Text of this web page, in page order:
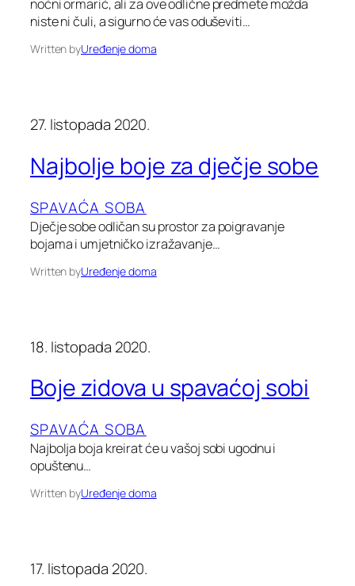
noćni ormarić, ali za ove odlične predmete možda
niste ni čuli, a sigurno će vas oduševiti…
Written byUređenje doma
27. listopada 2020.
Najbolje boje za dječje sobe
SPAVAĆA SOBA
Dječje sobe odličan su prostor za poigravanje
bojama i umjetničko izražavanje…
Written byUređenje doma
18. listopada 2020.
Boje zidova u spavaćoj sobi
SPAVAĆA SOBA
Najbolja boja kreirat će u vašoj sobi ugodnu i
opuštenu…
Written byUređenje doma
17. listopada 2020.